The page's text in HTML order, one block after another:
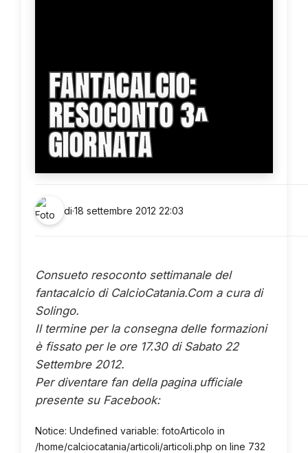
FANTACALCIO:
RESOCONTO 3^
GIORNATA
di·18 settembre 2012 22:03
Consueto resoconto settimanale del
fantacalcio di CalcioCatania.Com a cura di
Solingo.
Il termine per la consegna delle formazioni
è fissato per le ore 17.30 di Sabato 22
Settembre 2012.
Per diventare fan della pagina ufficiale
presente su Facebook:
Notice: Undefined variable: fotoArticolo in
/home/calciocatania/articoli/articoli.php on line 732